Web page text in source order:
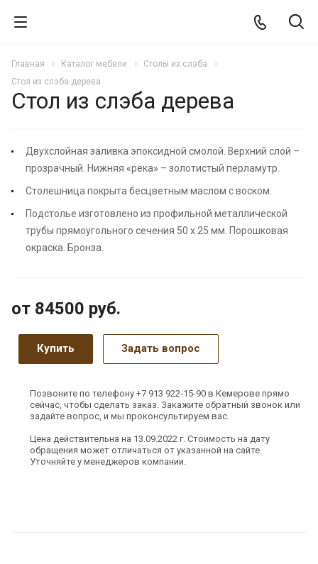
Главная Каталог мебели
Столы из слэба
Стол из слэба дерева
Стол из слэба дерева
Двухслойная заливка эпоксидной смолой. Верхний слой –
прозрачный. Нижняя «река» – золотистый перламутр.
Столешница покрыта бесцветным маслом с воском.
Подстолье изготовлено из профильной металлической
трубы прямоугольного сечения 50 х 25 мм. Порошковая
окраска. Бронза.
от 84500 руб.
Купить Задать вопрос
Позвоните по телефону +7 913 922-15-90 в Кемерове прямо
сейчас, чтобы сделать заказ. Закажите обратный звонок или
задайте вопрос, и мы проконсультируем вас.
Цена действительна на 13.09.2022 г. Стоимость на дату
обращения может отличаться от указанной на сайте.
Уточняйте у менеджеров компании.